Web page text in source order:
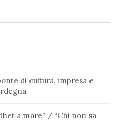
di cultura, impresa e
a mare” / “Chi non sa